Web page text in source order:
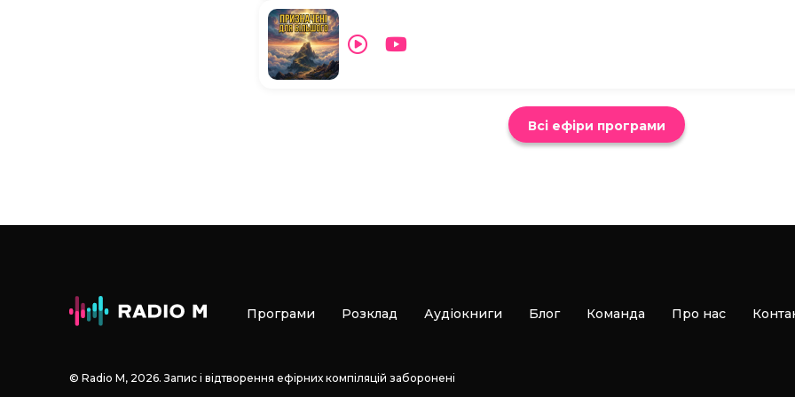
Всі ефіри програми
Програми Розклад Аудіокниги Блог Команда Про нас
© Radio М, 2026. Запис і відтворення ефірних компіляцій заборонені